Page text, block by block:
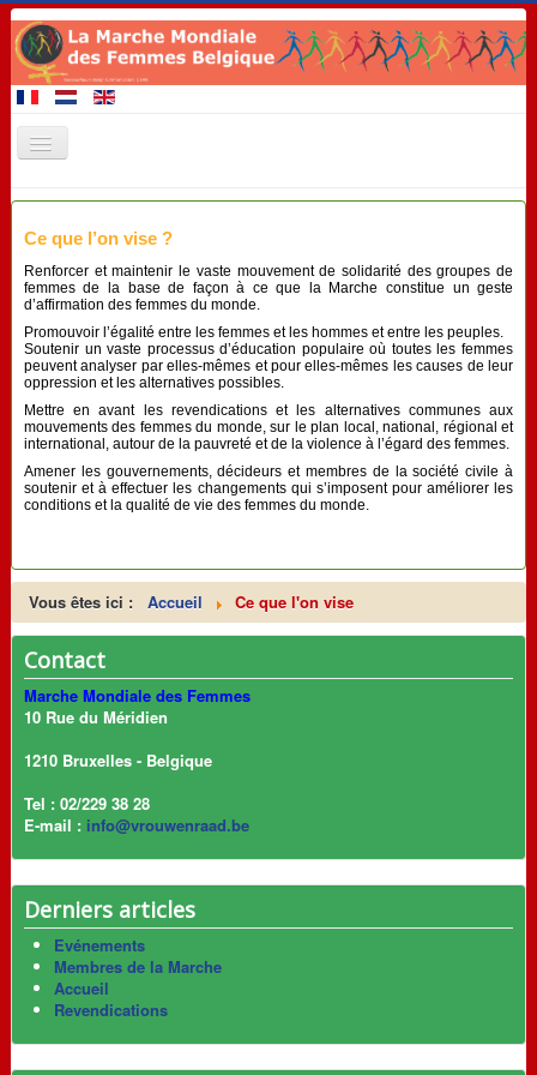
Accueil
Membres de la Marche
A venir 2020
Evénements
Revendications
Matériel de promotion
Contact
Liens
Ce que l’on vise ?
Renforcer et maintenir le vaste mouvement de solidarité des groupes de
femmes de la base de façon à ce que la Marche constitue un geste
d’affirmation des femmes du monde.
Promouvoir l’égalité entre les femmes et les hommes et entre les peuples.
Soutenir un vaste processus d’éducation populaire où toutes les femmes
peuvent analyser par elles-mêmes et pour elles-mêmes les causes de leur
oppression et les alternatives possibles.
Mettre en avant les revendications et les alternatives communes aux
mouvements des femmes du monde, sur le plan local, national, régional et
international, autour de la pauvreté et de la violence à l’égard des femmes.
Amener les gouvernements, décideurs et membres de la société civile à
soutenir et à effectuer les changements qui s’imposent pour améliorer les
conditions et la qualité de vie des femmes du monde.
Vous êtes ici : Accueil Ce que l'on vise
Contact
Marche Mondiale des Femmes
10 Rue du Méridien
1210 Bruxelles - Belgique
Tel : 02/229 38 28
E-mail : info@vrouwenraad.be
Derniers articles
Evénements
Membres de la Marche
Accueil
Revendications